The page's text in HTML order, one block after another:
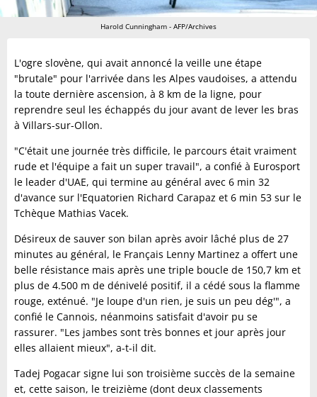
Harold Cunningham - AFP/Archives
L'ogre slovène, qui avait annoncé la veille une étape
"brutale" pour l'arrivée dans les Alpes vaudoises, a attendu
la toute dernière ascension, à 8 km de la ligne, pour
reprendre seul les échappés du jour avant de lever les bras
à Villars-sur-Ollon.
"C'était une journée très difficile, le parcours était vraiment
rude et l'équipe a fait un super travail", a confié à Eurosport
le leader d'UAE, qui termine au général avec 6 min 32
d'avance sur l'Equatorien Richard Carapaz et 6 min 53 sur le
Tchèque Mathias Vacek.
Désireux de sauver son bilan après avoir lâché plus de 27
minutes au général, le Français Lenny Martinez a offert une
belle résistance mais après une triple boucle de 150,7 km et
plus de 4.500 m de dénivelé positif, il a cédé sous la flamme
rouge, exténué. "Je loupe d'un rien, je suis un peu dég'", a
confié le Cannois, néanmoins satisfait d'avoir pu se
rassurer. "Les jambes sont très bonnes et jour après jour
elles allaient mieux", a-t-il dit.
Tadej Pogacar signe lui son troisième succès de la semaine
et, cette saison, le treizième (dont deux classements